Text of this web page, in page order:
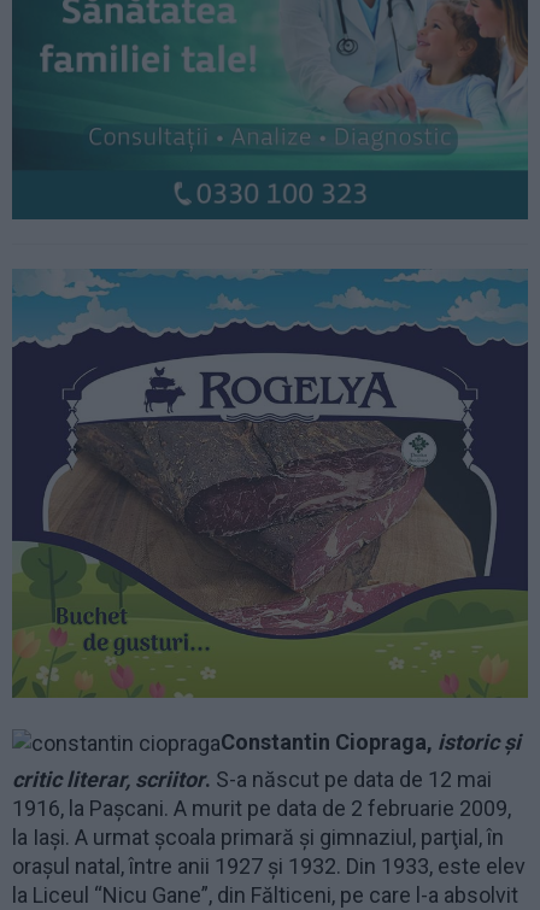
Constantin Ciopraga, istoric şi
critic literar, scriitor. S-a născut pe data de 12 mai
1916, la Pașcani. A murit pe data de 2 februarie 2009,
la Iași. A urmat şcoala primară şi gimnaziul, parţial, în
oraşul natal, între anii 1927 şi 1932. Din 1933, este elev
la Liceul “Nicu Gane”, din Fălticeni, pe care l-a absolvit